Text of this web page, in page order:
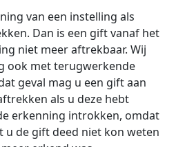
van een instelling als
Dan is een gift vanaf het
niet meer aftrekbaar. Wij
ook met terugwerkende
geval mag u een gift aan
als u deze hebt
erkenning introkken, omdat
u de gift deed niet kon weten